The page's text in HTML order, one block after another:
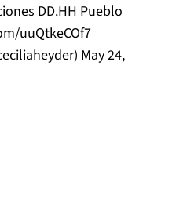
DD.HH Pueblo
uuQtkeCOf7
May 24,